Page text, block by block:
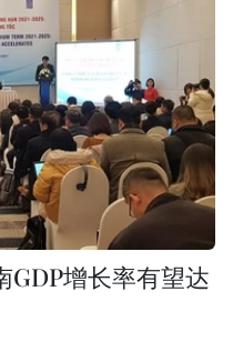
GDP增长率有望达